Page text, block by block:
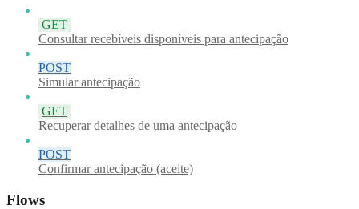
GET
Consultar recebíveis disponíveis para antecipação
POST
Simular antecipação
GET
Recuperar detalhes de uma antecipação
POST
Confirmar antecipação (aceite)
Flows